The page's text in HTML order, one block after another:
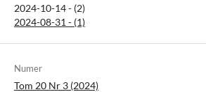
2024-10-14 - (2)
2024-08-31 - (1)
Numer
Tom 20 Nr 3 (2024)